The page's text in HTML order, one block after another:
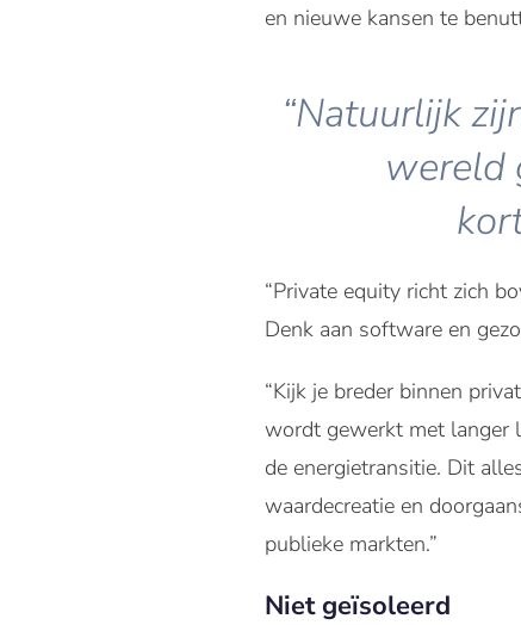
en nieuwe kansen te
“Natuurlijk
wereld
“Private equity richt zich
Denk aan software en
“Kijk je breder binnen
wordt gewerkt met langer
de energietransitie. Dit
waardecreatie en
publieke markten.”
Niet geïsoleerd